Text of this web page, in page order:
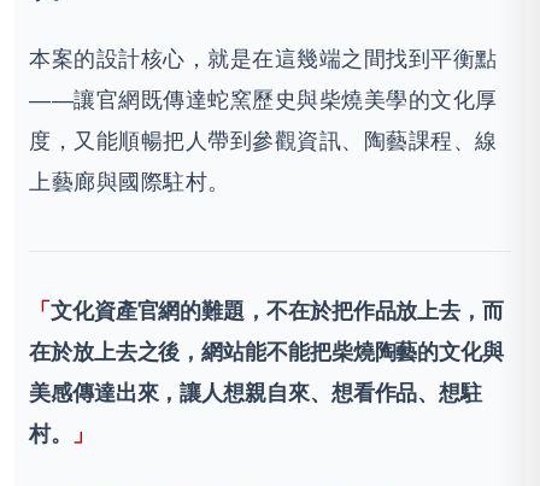
本案的設計核心，就是在這幾端之間找到平衡點
——讓官網既傳達蛇窯歷史與柴燒美學的文化厚
度，又能順暢把人帶到參觀資訊、陶藝課程、線
上藝廊與國際駐村。
文化資產官網的難題，不在於把作品放上去，而
在於放上去之後，網站能不能把柴燒陶藝的文化與
美感傳達出來，讓人想親自來、想看作品、想駐
村。